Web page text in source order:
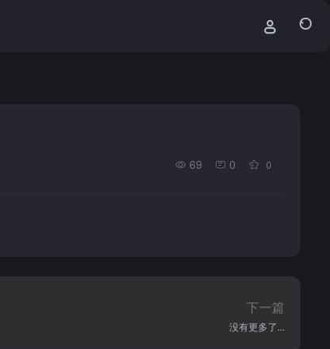
69 0 0
下一篇
没有更多了...